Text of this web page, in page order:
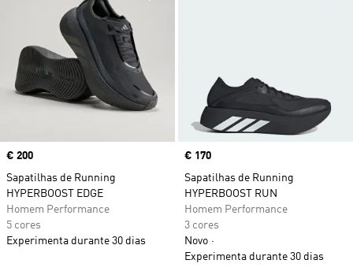
Price
€ 200
Sapatilhas de Running
HYPERBOOST EDGE
Homem Performance
5 cores
Experimenta durante 30 dias
Price
€ 170
Sapatilhas de Running
HYPERBOOST RUN
Homem Performance
3 cores
Novo
Experimenta durante 30 dias